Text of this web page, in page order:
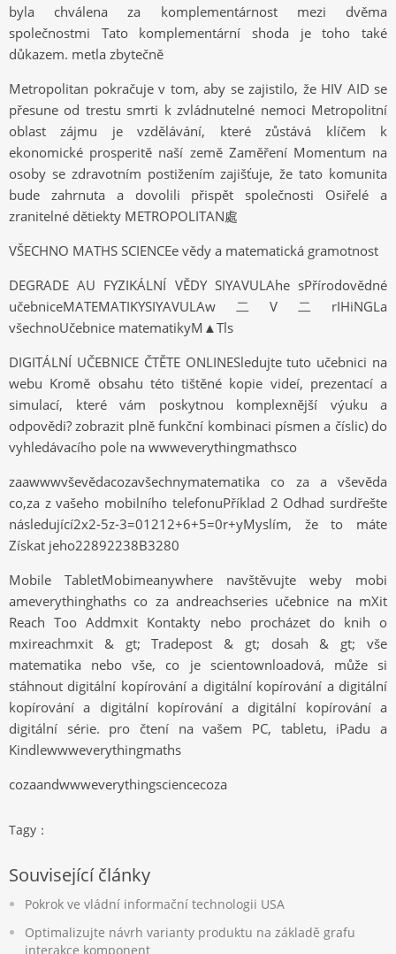
byla chválena za komplementárnost mezi dvěma
společnostmi Tato komplementární shoda je toho také
důkazem. metla zbytečně
Metropolitan pokračuje v tom, aby se zajistilo, že HIV AID se
přesune od trestu smrti k zvládnutelné nemoci Metropolitní
oblast zájmu je vzdělávání, které zůstává klíčem k
ekonomické prosperitě naší země Zaměření Momentum na
osoby se zdravotním postižením zajišťuje, že tato komunita
bude zahrnuta a dovolili přispět společnosti Osiřelé a
zranitelné dětiekty METROPOLITAN處
VŠECHNO MATHS SCIENCEe vědy a matematická gramotnost
DEGRADE AU FYZIKÁLNÍ VĚDY SIYAVULAhe sPřírodovědné
učebniceMATEMATIKYSIYAVULAw二V二rIHiNGLa
všechnoUčebnice matematikyM▲Tls
DIGITÁLNÍ UČEBNICE ČTĚTE ONLINESledujte tuto učebnici na
webu Kromě obsahu této tištěné kopie videí, prezentací a
simulací, které vám poskytnou komplexnější výuku a
odpovědi? zobrazit plně funkční kombinaci písmen a číslic) do
vyhledávacího pole na wwweverythingmathsco
zaawwwvševědacozavšechnymatematika co za a vševěda
co,za z vašeho mobilního telefonuPříklad 2 Odhad surdřešte
následující2x2-5z-3=01212+6+5=0r+yMyslím, že to máte
Získat jeho22892238B3280
Mobile TabletMobimeanywhere navštěvujte weby mobi
ameverythinghaths co za andreachseries učebnice na mXit
Reach Too Addmxit Kontakty nebo procházet do knih o
mxireachmxit & gt; Tradepost & gt; dosah & gt; vše
matematika nebo vše, co je scientownloadová, může si
stáhnout digitální kopírování a digitální kopírování a digitální
kopírování a digitální kopírování a digitální kopírování a
digitální série. pro čtení na vašem PC, tabletu, iPadu a
Kindlewwweverythingmaths
cozaandwwweverythingsciencecoza
Tagy：
Související články
Pokrok ve vládní informační technologii USA
Optimalizujte návrh varianty produktu na základě grafu
interakce komponent